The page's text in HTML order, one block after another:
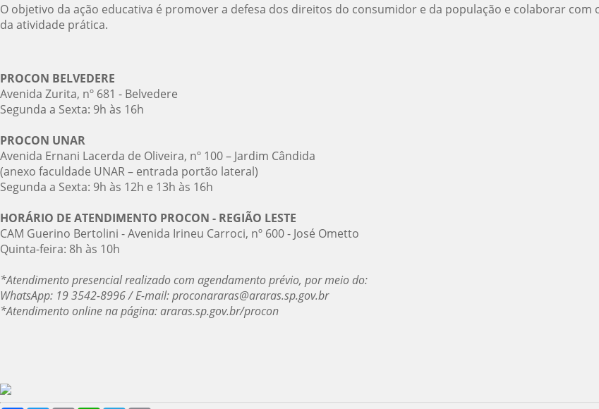
O objetivo da ação educativa é promover a defesa dos direitos do consumidor e da população e colaborar
da atividade prática.
PROCON BELVEDERE
Avenida Zurita, nº 681 - Belvedere
Segunda a Sexta: 9h às 16h
PROCON UNAR
Avenida Ernani Lacerda de Oliveira, nº 100 – Jardim Cândida
(anexo faculdade UNAR – entrada portão lateral)
Segunda a Sexta: 9h às 12h e 13h às 16h
HORÁRIO DE ATENDIMENTO PROCON - REGIÃO LESTE
CAM Guerino Bertolini - Avenida Irineu Carroci, nº 600 - José Ometto
Quinta-feira: 8h às 10h
*Atendimento presencial realizado com agendamento prévio, por meio do:
WhatsApp: 19 3542-8996 / E-mail: proconararas@araras.sp.gov.br
*Atendimento online na página: araras.sp.gov.br/procon